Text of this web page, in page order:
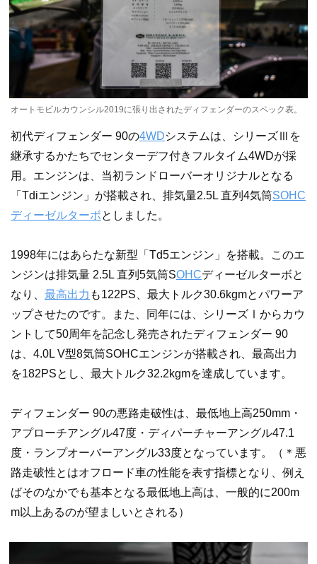
オートモビルカウンシル2019に張り出されたディフェンダーのスペック表。
初代ディフェンダー 90の4WDシステムは、シリーズⅢを
継承するかたちでセンターデフ付きフルタイム4WDが採
用。エンジンは、当初ランドローバーオリジナルとなる
「Tdiエンジン」が搭載され、排気量2.5L 直列4気筒SOHC
ディーゼルターボとしました。
1998年にはあらたな新型「Td5エンジン」を搭載。このエ
ンジンは排気量 2.5L 直列5気筒SOHCディーゼルターボと
なり、 最高出力 も122PS、最大トルク30.6kgmとパワーア
ップさせたのです。また、同年には、シリーズⅠからカウ
ントして50周年を記念し発売されたディフェンダー 90
は、4.0L V型8気筒SOHCエンジンが搭載され、最高出力
を182PSとし、最大トルク32.2kgmを達成しています。
ディフェンダー 90の悪路走破性は、最低地上高250mm・
アプローチアングル47度・ディパーチャーアングル47.1
度・ランプオーバーアングル33度となっています。（＊悪
路走破性とはオフロード車の性能を表す指標となり、例え
ばそのなかでも基本となる最低地上高は、一般的に200m
m以上あるのが望ましいとされる）